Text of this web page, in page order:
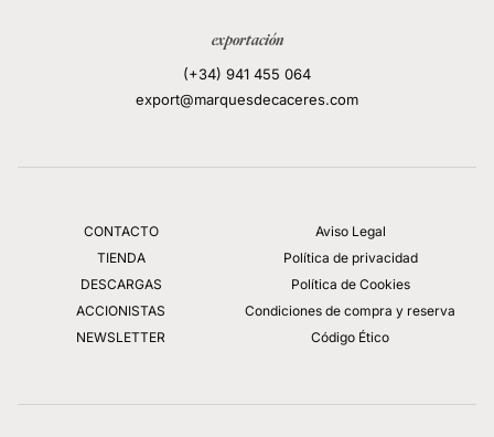
exportación
(+34) 941 455 064
export@marquesdecaceres.com
CONTACTO
TIENDA
DESCARGAS
ACCIONISTAS
NEWSLETTER
Aviso Legal
Política de privacidad
Política de Cookies
Condiciones de compra y reserva
Código Ético